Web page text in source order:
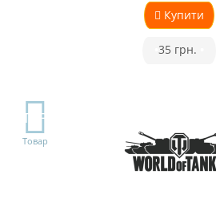
Купити
35 грн.
TOP
Товар